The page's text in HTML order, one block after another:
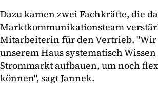
Dazu kamen zwei Fachkräfte, die
Marktkommunikationsteam
Mitarbeiterin für den Vertrieb.
unserem Haus systematisch
Strommarkt aufbauen, um noch
können", sagt Jannek.